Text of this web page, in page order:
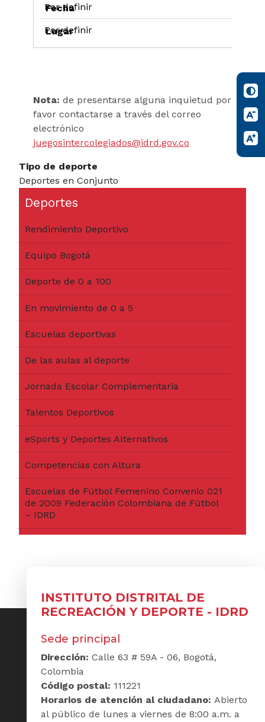
Deportes
Rendimiento Deportivo
Equipo Bogotá
Deporte de 0 a 100
En movimiento de 0 a 5
Escuelas deportivas
De las aulas al deporte
Jornada Escolar Complementaria
Talentos Deportivos
eSports y Deportes Alternativos
Competencias con Altura
Escuelas de Fútbol Femenino Convenio 021
de 2009 Federación Colombiana de Fútbol
– IDRD
Por definir
Por definir
Nota: de presentarse alguna inquietud por
favor contactarse a través del correo
electrónico
juegosintercolegiados@idrd.gov.co
Tipo de deporte
Deportes en Conjunto
INSTITUTO DISTRITAL DE
RECREACIÓN Y DEPORTE - IDRD
Sede principal
Dirección: Calle 63 # 59A - 06, Bogotá,
Colombia
Código postal: 111221
Horarios de atención al ciudadano: Abierto
al público de lunes a viernes de 8:00 a.m. a